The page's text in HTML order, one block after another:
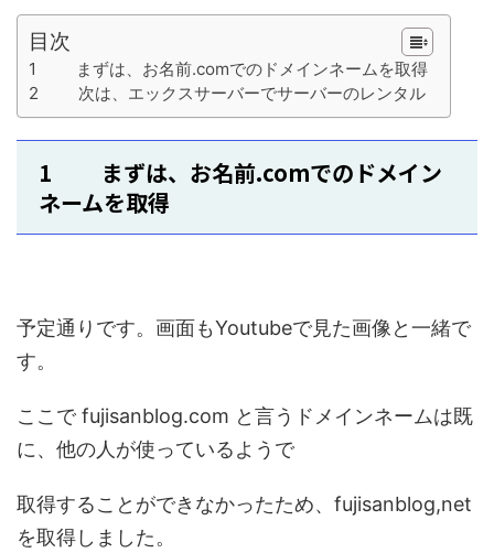
目次
1 まずは、お名前.comでのドメインネームを取得
2 次は、エックスサーバーでサーバーのレンタル
1 まずは、お名前.comでのドメイン
ネームを取得
予定通りです。画面もYoutubeで見た画像と一緒で
す。
ここで fujisanblog.com と言うドメインネームは既
に、他の人が使っているようで
取得することができなかったため、fujisanblog,net
を取得しました。